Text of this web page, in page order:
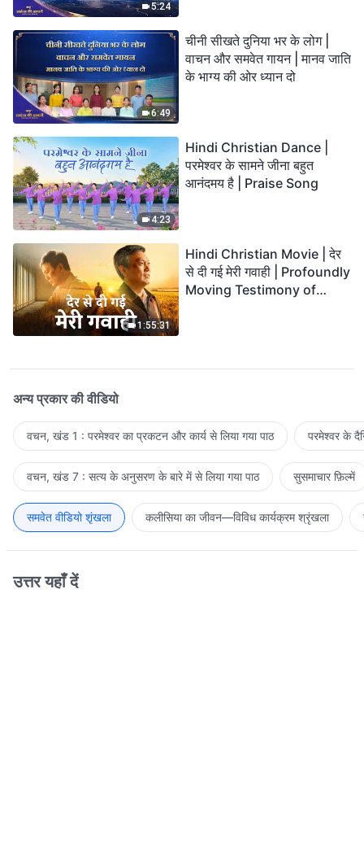
5:24
6:49
चीनी सीखते दुनिया भर के लोग |
वाचन और समवेत गायन | मानव जाति
के भाग्य की ओर ध्यान दो
4:23
Hindi Christian Dance |
परमेश्वर के सामने जीना बहुत
आनंदमय है | Praise Song
1:55:31
Hindi Christian Movie | देर
से दी गई मेरी गवाही | Profoundly
Moving Testimony of
अन्य प्रकार की वीडियो
वचन, खंड 1 : परमेश्वर का प्रकटन और कार्य से लिया गया पाठ परमेश्वर के
वचन, खंड 7 : सत्य के अनुसरण के बारे में से लिया गया पाठ सुसमाचार फ़िल्में
समवेत वीडियो शृंखला कलीसिया का जीवन—विविध कार्यक्रम श्रृंखला
उत्तर यहाँ दें